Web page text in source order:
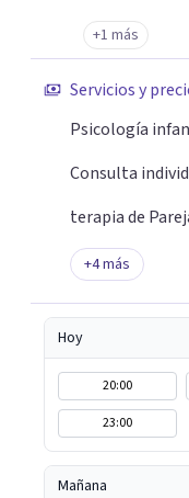
+1 más
Servicios y
Psicología
Consulta
terapia de
+4más
Hoy
20:00
23:00
Mañana